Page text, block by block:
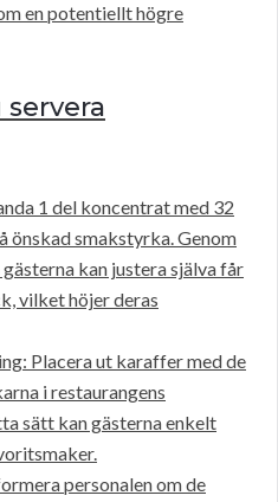
en potentiellt högre
1 del koncentrat med 32
önskad smakstyrka. Genom
kan justera själva får
vilket höjer deras
Placera ut karaffer med de
i restaurangens
sätt kan gästerna enkelt
personalen om de